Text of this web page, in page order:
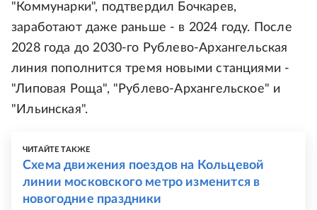
"Коммунарки", подтвердил Бочкарев,
заработают даже раньше - в 2024 году. После
2028 года до 2030-го Рублево-Архангельская
линия пополнится тремя новыми станциями -
"Липовая Роща", "Рублево-Архангельское" и
"Ильинская".
ЧИТАЙТЕ ТАКЖЕ
Схема движения поездов на Кольцевой
линии московского метро изменится в
новогодние праздники